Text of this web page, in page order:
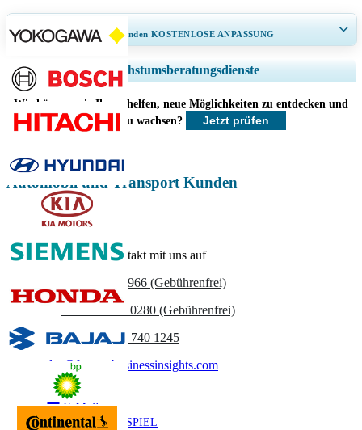
ERHALTEN SIE 30–60 stunden KOSTENLOSE ANPASSUNG
Regionale und länderspezifische Abdeckung erweitern, Segmentanalyse,
Unternehmensprofile, Wettbewerbs-Benchmarking, und Endnutzer-
Einblicke.
Jetzt anpassen
Wachstumsberatungsdienste
Wie können wir Ihnen helfen, neue Möglichkeiten zu entdecken und
schneller zu wachsen?
Jetzt prüfen
Automobil und Transport Kunden
Nehmen Sie Kontakt mit uns auf
+1 833 909 2966 (Gebührenfrei)
+44 808 502 0280 (Gebührenfrei)
(APAC) +91 744 740 1245
sales@fortunebusinessinsights.com
Anruf
E-Mail
BEISPIEL